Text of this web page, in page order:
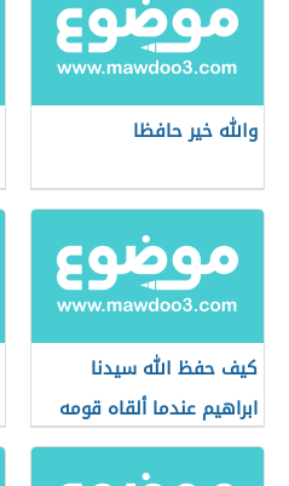
والله خير حافظا
كيف حفظ الله سيدنا
ابراهيم عندما ألقاه قومه
في النار